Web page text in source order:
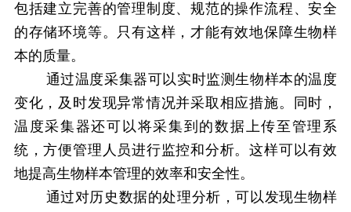
包括建立完善的管理制度、规范的操作流程、安全
的存储环境等。只有这样，才能有效地保障生物样
本的质量。
通过温度采集器可以实时监测生物样本的温度
变化，及时发现异常情况并采取相应措施。同时，
温度采集器还可以将采集到的数据上传至管理系
统，方便管理人员进行监控和分析。这样可以有效
地提高生物样本管理的效率和安全性。
通过对历史数据的处理分析，可以发现生物样